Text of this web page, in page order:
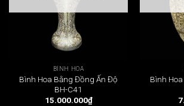
BÌNH HOA
Bình Hoa Bằng Đồng Ấn Độ
BH-C41
15.000.000₫
Bình